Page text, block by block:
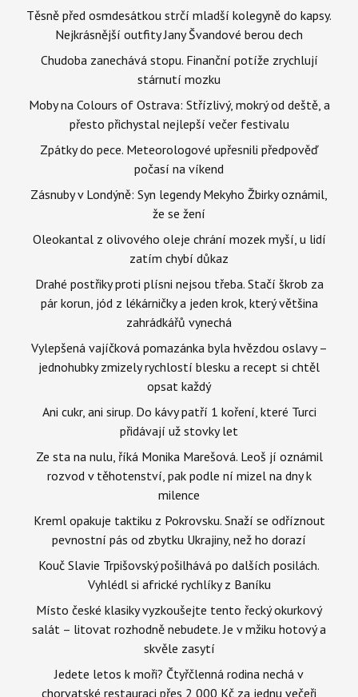
Těsně před osmdesátkou strčí mladší kolegyně do kapsy.
Nejkrásnější outfity Jany Švandové berou dech
Chudoba zanechává stopu. Finanční potíže zrychlují
stárnutí mozku
Moby na Colours of Ostrava: Střízlivý, mokrý od deště, a
přesto přichystal nejlepší večer festivalu
Zpátky do pece. Meteorologové upřesnili předpověď
počasí na víkend
Zásnuby v Londýně: Syn legendy Mekyho Žbirky oznámil,
že se žení
Oleokantal z olivového oleje chrání mozek myší, u lidí
zatím chybí důkaz
Drahé postřiky proti plísni nejsou třeba. Stačí škrob za
pár korun, jód z lékárničky a jeden krok, který většina
zahrádkářů vynechá
Vylepšená vajíčková pomazánka byla hvězdou oslavy –
jednohubky zmizely rychlostí blesku a recept si chtěl
opsat každý
Ani cukr, ani sirup. Do kávy patří 1 koření, které Turci
přidávají už stovky let
Ze sta na nulu, říká Monika Marešová. Leoš jí oznámil
rozvod v těhotenství, pak podle ní mizel na dny k
milence
Kreml opakuje taktiku z Pokrovsku. Snaží se odříznout
pevnostní pás od zbytku Ukrajiny, než ho dorazí
Kouč Slavie Trpišovský pošilhává po dalších posilách.
Vyhlédl si africké rychlíky z Baníku
Místo české klasiky vyzkoušejte tento řecký okurkový
salát – litovat rozhodně nebudete. Je v mžiku hotový a
skvěle zasytí
Jedete letos k moři? Čtyřčlenná rodina nechá v
chorvatské restauraci přes 2 000 Kč za jednu večeři